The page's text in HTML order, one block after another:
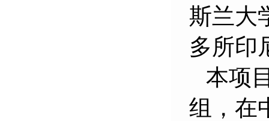
斯兰大
多所印
本项
组，在